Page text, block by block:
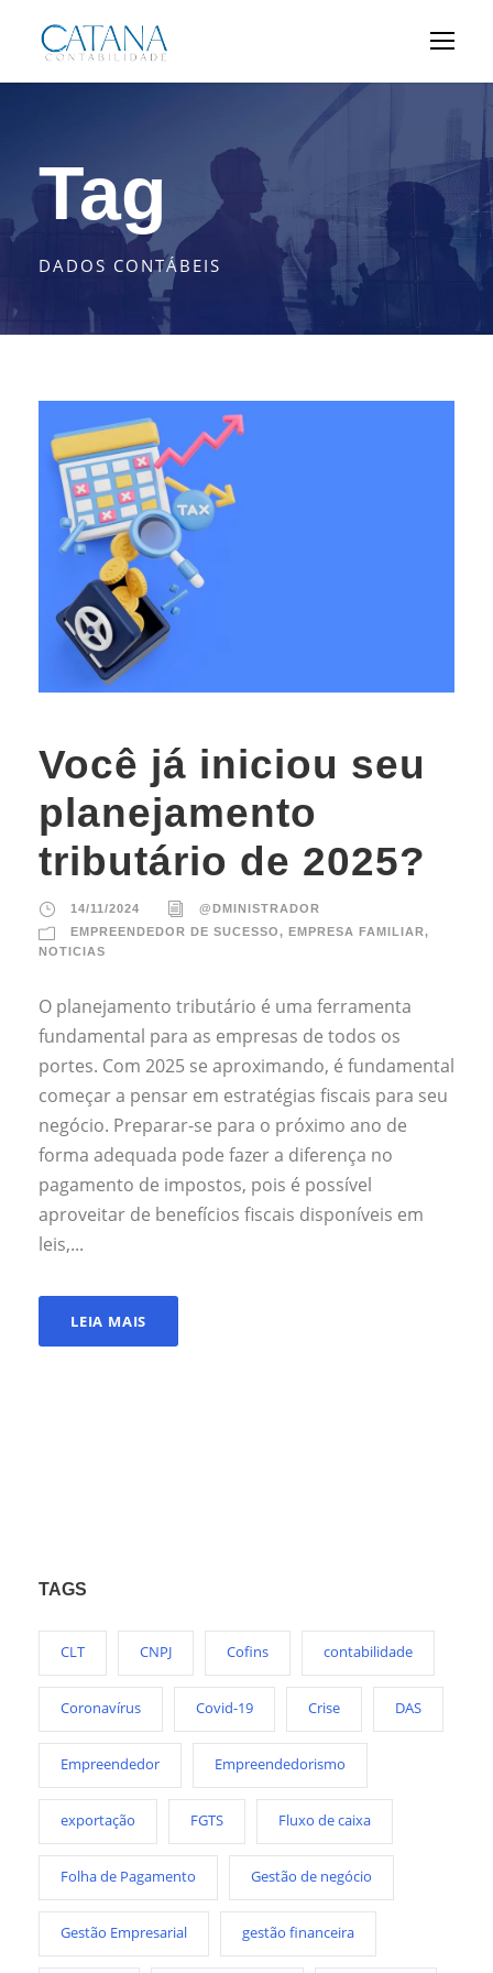
Tag
DADOS CONTÁBEIS
Você já iniciou seu
planejamento
tributário de 2025?
14/11/2024
@DMINISTRADOR
EMPREENDEDOR DE SUCESSO, EMPRESA FAMILIAR,
NOTICIAS
O planejamento tributário é uma ferramenta
fundamental para as empresas de todos os
portes. Com 2025 se aproximando, é fundamental
começar a pensar em estratégias fiscais para seu
negócio. Preparar-se para o próximo ano de
forma adequada pode fazer a diferença no
pagamento de impostos, pois é possível
aproveitar de benefícios fiscais disponíveis em
leis,...
LEIA MAIS
TAGS
CLT CNPJ Cofins contabilidade
Coronavírus Covid-19 Crise DAS
Empreendedor Empreendedorismo
exportação FGTS Fluxo de caixa
Folha de Pagamento Gestão de negócio
Gestão Empresarial gestão financeira